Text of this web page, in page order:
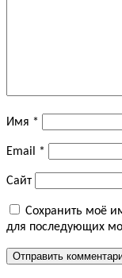
Имя *
Email *
Сайт
Сохранить моё
для последующих